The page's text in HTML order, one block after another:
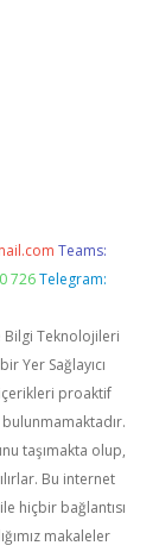
Teams:
726 Telegram:
Bilgi Teknolojileri
Yer Sağlayıcı
proaktif
taşımakta olup,
Bu internet
hiçbir bağlantısı
makaleler